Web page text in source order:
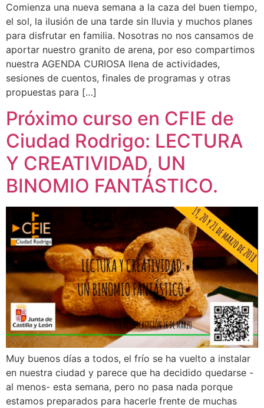
Comienza una nueva semana a la caza del buen tiempo,
el sol, la ilusión de una tarde sin lluvia y muchos planes
para disfrutar en familia. Nosotras no nos cansamos de
aportar nuestro granito de arena, por eso compartimos
nuestra AGENDA CURIOSA llena de actividades,
sesiones de cuentos, finales de programas y otras
propuestas para […]
Próximo curso en CFIE de
Ciudad Rodrigo: LECTURA
Y CREATIVIDAD, UN
BINOMIO FANTÁSTICO.
Muy buenos días a todos, el frío se ha vuelto a instalar
en nuestra ciudad y parece que ha decidido quedarse -
al menos- esta semana, pero no pasa nada porque
estamos preparados para hacerle frente de muchas